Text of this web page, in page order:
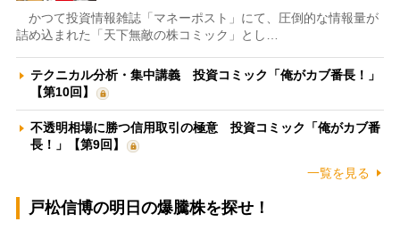
かつて投資情報雑誌「マネーポスト」にて、圧倒的な情報量が
詰め込まれた「天下無敵の株コミック」とし…
テクニカル分析・集中講義 投資コミック「俺がカブ番長！」
【第10回】
不透明相場に勝つ信用取引の極意 投資コミック「俺がカブ番
長！」【第9回】
一覧を見る
戸松信博の明日の爆騰株を探せ！